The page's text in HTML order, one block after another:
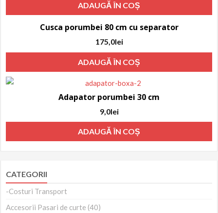
ADAUGĂ ÎN COȘ
Cusca porumbei 80 cm cu separator
175,0lei
ADAUGĂ ÎN COȘ
Adapator porumbei 30 cm
9,0lei
ADAUGĂ ÎN COȘ
CATEGORII
-Costuri Transport
Accesorii Pasari de curte (40)